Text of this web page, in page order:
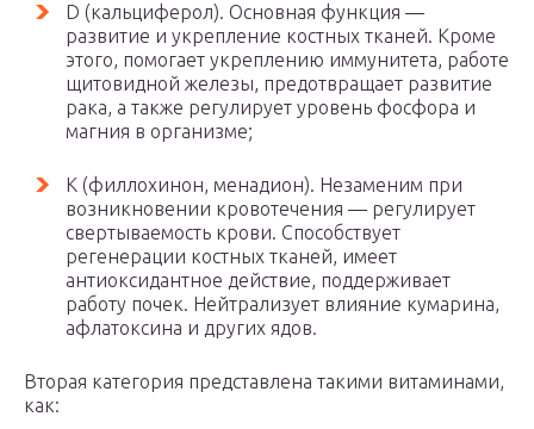
D (кальциферол). Основная функция —
развитие и укрепление костных тканей. Кроме
этого, помогает укреплению иммунитета, работе
щитовидной железы, предотвращает развитие
рака, а также регулирует уровень фосфора и
магния в организме;
К (филлохинон, менадион). Незаменим при
возникновении кровотечения — регулирует
свертываемость крови. Способствует
регенерации костных тканей, имеет
антиоксидантное действие, поддерживает
работу почек. Нейтрализует влияние кумарина,
афлатоксина и других ядов.
Вторая категория представлена такими витаминами,
как: